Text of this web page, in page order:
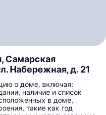
Самарская
Набережная, д. 21
о доме, включая:
наличие и список
в доме,
такие как год